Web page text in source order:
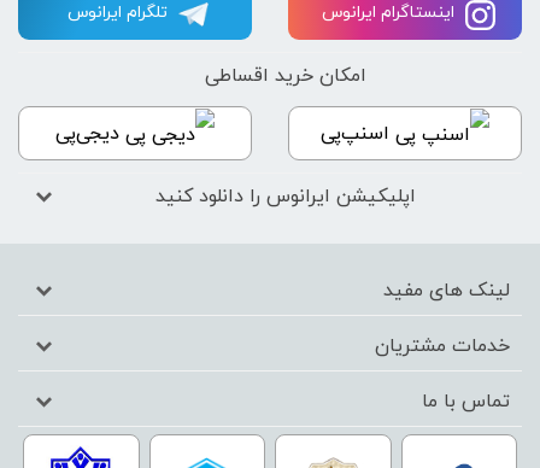
تلگرام ایرانوس اینستاگرام ایرانوس
امکان خرید اقساطی
اسنپ‌پی دیجی‌پی
اپلیکیشن ایرانوس را دانلود کنید
لینک های مفید
خدمات مشتریان
تماس با ما